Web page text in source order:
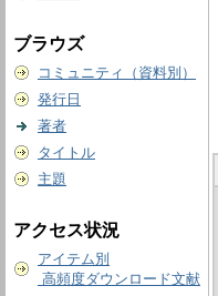
ブラウズ
コミュニティ（資料別）
発行日
著者
タイトル
主題
アクセス状況
アイテム別
高頻度ダウンロード文献